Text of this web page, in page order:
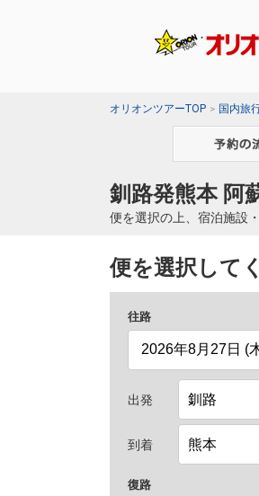
オリオンツアーTOP 国内旅
釧路発熊本 阿
便を選択の上、宿泊施設
便を選択して
往路
出発
到着
復路